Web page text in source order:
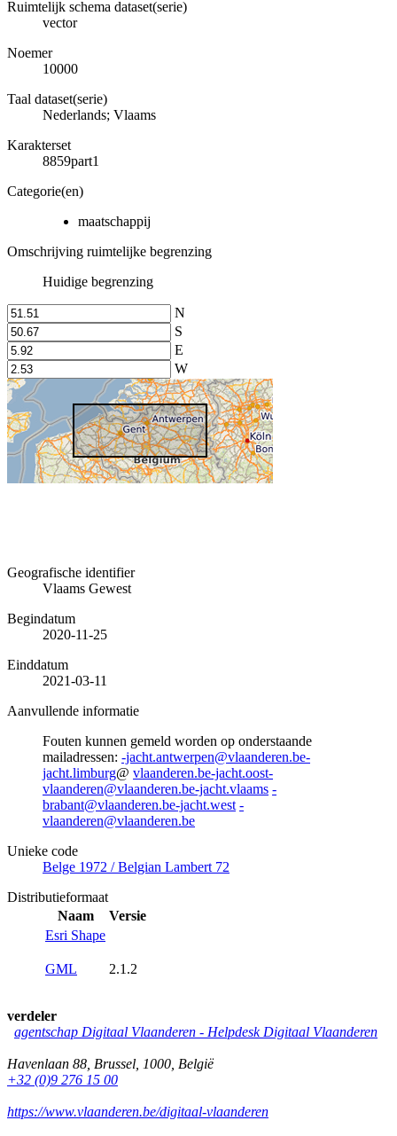
Ruimtelijk schema dataset(serie)
vector
Noemer
10000
Taal dataset(serie)
Nederlands; Vlaams
Karakterset
8859part1
Categorie(en)
maatschappij
Omschrijving ruimtelijke begrenzing
Huidige begrenzing
N
S
E
W
Geografische identifier
Vlaams Gewest
Begindatum
2020-11-25
Einddatum
2021-03-11
Aanvullende informatie
Fouten kunnen gemeld worden op onderstaande
mailadressen: -jacht.antwerpen@vlaanderen.be-
jacht.limburg@ vlaanderen.be-jacht.oost-
vlaanderen@vlaanderen.be-jacht.vlaams -
brabant@vlaanderen.be-jacht.west -
vlaanderen@vlaanderen.be
Unieke code
Belge 1972 / Belgian Lambert 72
Distributieformaat
Naam
Versie
Esri Shape
GML 2.1.2
verdeler
agentschap Digitaal Vlaanderen - Helpdesk Digitaal Vlaanderen
Havenlaan 88 Brussel 1000 België
+32 (0)9 276 15 00
https://www.vlaanderen.be/digitaal-vlaanderen